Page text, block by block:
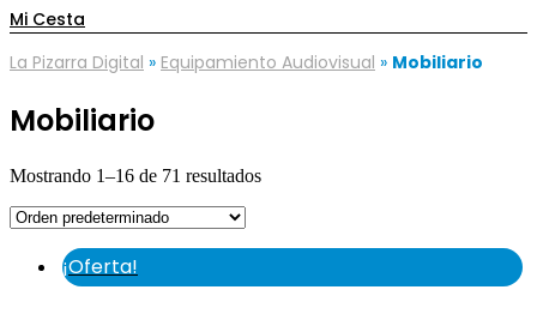
Mi Cesta
La Pizarra Digital » Equipamiento Audiovisual » Mobiliario
Mobiliario
Mostrando 1–16 de 71 resultados
¡Oferta!